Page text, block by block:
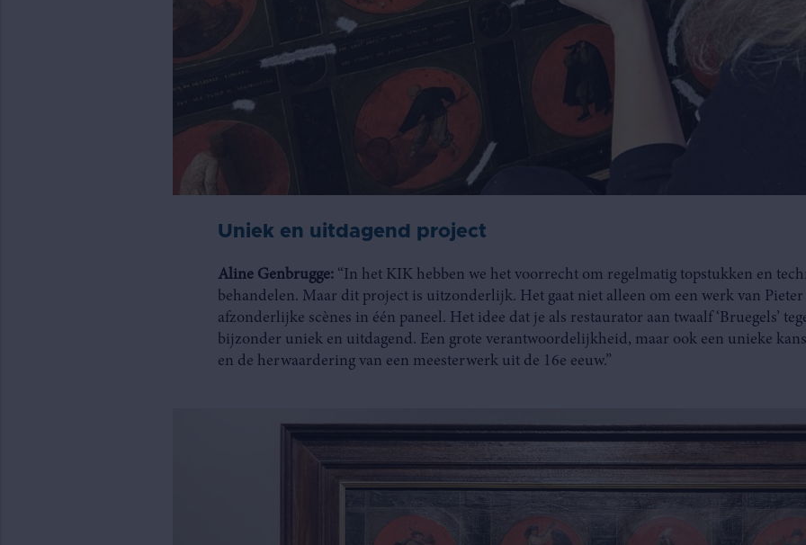
Uniek en uitdagend project
Aline Genbrugge: “In het KIK hebben we het voorrecht om regelmatig topstukken en
behandelen. Maar dit project is uitzonderlijk. Het gaat niet alleen om een werk van
afzonderlijke scènes in één paneel. Het idee dat je als restaurator aan twaalf ‘Bruegels’
bijzonder uniek en uitdagend. Een grote verantwoordelijkheid, maar ook een unieke
en de herwaardering van een meesterwerk uit de 16e eeuw.”